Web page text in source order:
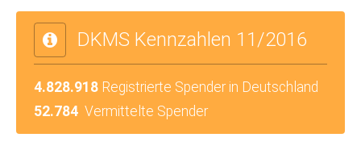
DKMS Kennzahlen 11/2016
4.828.918 Registrierte Spender in Deutschland
52.784 Vermittelte Spender